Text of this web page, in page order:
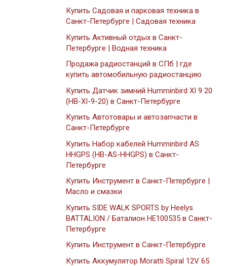
Купить Садовая и парковая техника в
Санкт-Петербурге | Садовая техника
Купить Активный отдых в Санкт-
Петербурге | Водная техника
Продажа радиостанций в СПб | где
купить автомобильную радиостанцию
Купить Датчик зимний Humminbird XI 9 20
(HB-XI-9-20) в Санкт-Петербурге
Купить Автотовары и автозапчасти в
Санкт-Петербурге
Купить Набор кабелей Humminbird AS
HHGPS (HB-AS-HHGPS) в Санкт-
Петербурге
Купить Инструмент в Санкт-Петербурге |
Масло и смазки
Купить SIDE WALK SPORTS by Heelys
BATTALION / Баталион HE100535 в Санкт-
Петербурге
Купить Инструмент в Санкт-Петербурге
Купить Аккумулятор Moratti Spiral 12V 65